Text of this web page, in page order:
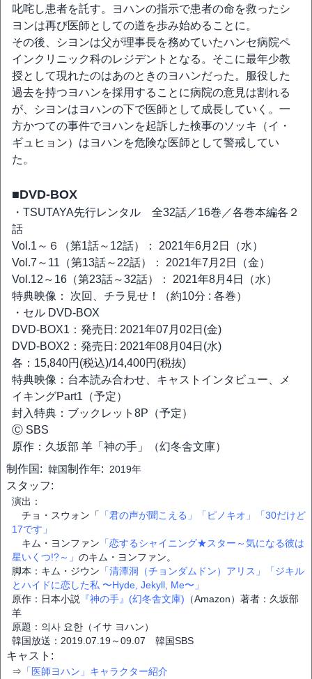
叱咤し患者を託す。ヨハンの指示で患者の命を救ったシ
ヨンは再び医師としての道を歩み始めることに。
その後、シヨンは父が理事長を務めていたハンセ病院ペ
インクリニック科のレジデントとなる。そこに最年少教
授として現れたのはあのときのヨハンだった。服役した
過去を持つヨハンを採用することに病院の意見は割れる
が、シヨンはヨハンの下で医師として成長していく。一
方かつての事件でヨハンを起訴した検事のソッキ（イ・
ギュヒョン）はヨハンを危険な医師として警戒してい
た。
■DVD-BOX
・TSUTAYA先行レンタル 全32話／16巻／各巻本編各２
話
Vol.1～６（第1話～12話）： 2021年6月2日（水）
Vol.7～11（第13話～22話）： 2021年7月2日（金）
Vol.12～16（第23話～32話）： 2021年8月4日（水）
特典映像： 次回、チラ見せ！（約10分 : 各巻）
・セル DVD-BOX
DVD-BOX1：発売日: 2021年07月02日(金)
DVD-BOX2：発売日: 2021年08月04日(水)
各：15,840円(税込)/14,400円(税抜)
特典映像：台本読み合わせ、キャストインタビュー、メ
イキングPart1（予定）
封入特典：ブックレット8P（予定）
Ⓒ SBS
原作：久坂部 羊「神の手」（幻冬舎文庫）
制作国: 韓国制作年: 2019年
スタッフ:
演出：
チョ・スウォン「
「君の声が聞こえる」 「ピノキオ」
「30だけど
17です」
キム・ヨンファン 「恋するシャイニング★スター～気になる彼は
星いくつ!?～」 のキム・ヨンファン。
脚本：キム・ジウン 「清潭洞（チョンダムドン）アリス」
「ジキル
とハイドに恋した私 〜Hyde, Jekyll, Me〜」
原作：日本小説
『神の手』(幻冬舎文庫) （Amazon）著者：久坂部
羊
原題：의사 요한（イサ ヨハン）
韓国放送：2019.07.19～09.07 韓国SBS
キャスト:
⇒ 「医師ヨハン」キャラクター紹介